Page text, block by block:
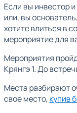
Если вы инвестор
или, вы
хотите влиться в
мероприятие для
Мероприятия
Крянгэ 1. До
Места разбирают
свое место, купив